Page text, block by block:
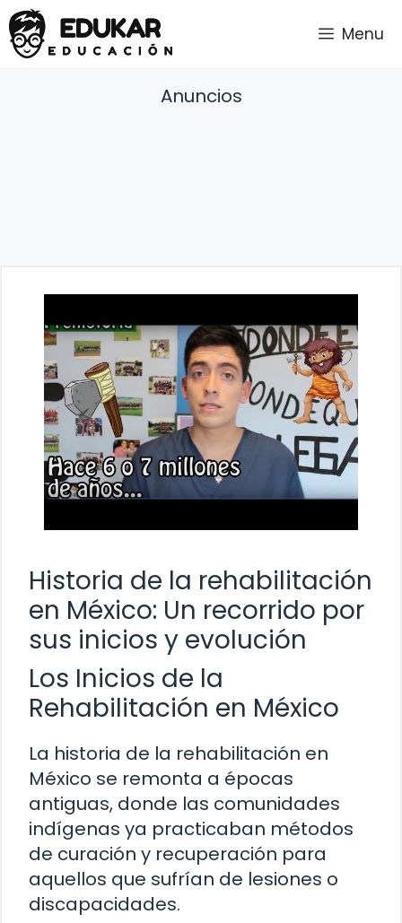
Saltar
al
contenido
Menu
Anuncios
Historia de la rehabilitación
en México: Un recorrido por
sus inicios y evolución
Los Inicios de la
Rehabilitación en México
La historia de la rehabilitación en
México se remonta a épocas
antiguas, donde las comunidades
indígenas ya practicaban métodos
de curación y recuperación para
aquellos que sufrían de lesiones o
discapacidades.